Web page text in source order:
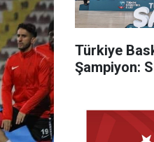
Türkiye
Şampiyon: